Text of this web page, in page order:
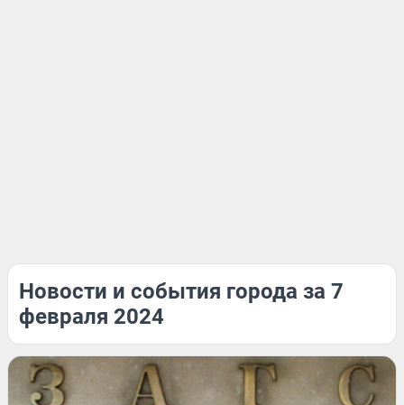
Новости и события города за 7
февраля 2024